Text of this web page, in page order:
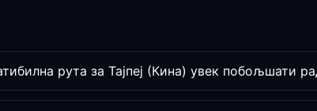
рута за Тајпеј (Кина) увек побољшати